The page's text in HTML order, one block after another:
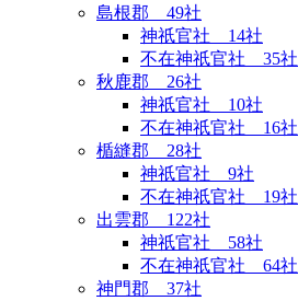
島根郡 49社
神祇官社 14社
不在神祇官社 35社
秋鹿郡 26社
神祇官社 10社
不在神祇官社 16社
楯縫郡 28社
神祇官社 9社
不在神祇官社 19社
出雲郡 122社
神祇官社 58社
不在神祇官社 64社
神門郡 37社